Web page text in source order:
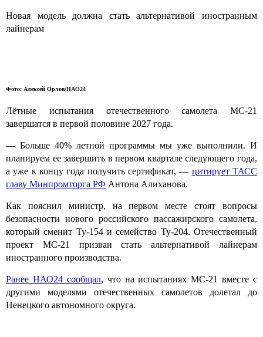
Новая модель должна стать альтернативой иностранным
лайнерам
Фото: Алексей Орлов/НАО24
Лётные испытания отечественного самолета МС-21
завершатся в первой половине 2027 года.
— Больше 40% летной программы мы уже выполнили. И
планируем ее завершить в первом квартале следующего года,
а уже к концу года получить сертификат, — цитирует ТАСС
главу Минпромторга РФ Антона Алиханова.
Как пояснил министр, на первом месте стоят вопросы
безопасности нового российского пассажирского самолета,
который сменит Ту-154 и семейство Ту-204. Отечественный
проект МС-21 призван стать альтернативой лайнерам
иностранного производства.
Ранее НАО24 сообщал, что на испытаниях МС-21 вместе с
другими моделями отечественных самолетов долетал до
Ненецкого автономного округа.